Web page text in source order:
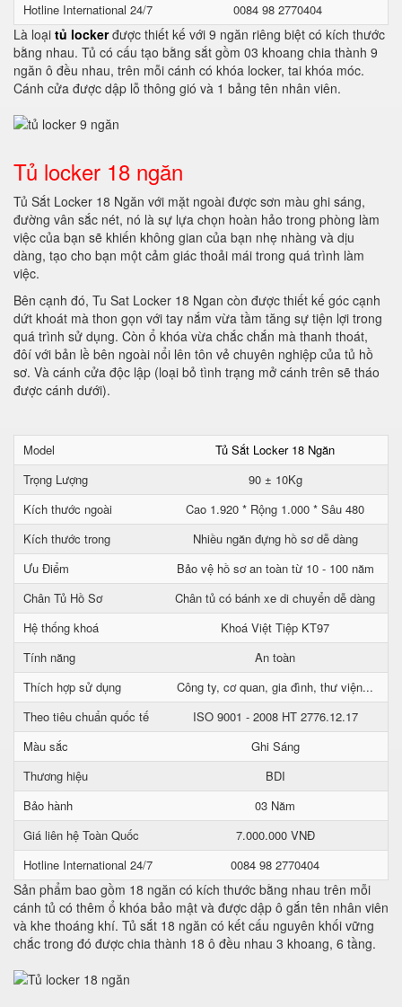
Hotline International 24/7
0084 98 2770404
Là loại tủ lockerđược thiết kế với 9 ngăn riêng biệt có kích thước
bằng nhau. Tủ có cấu tạo bằng sắt gồm 03 khoang chia thành 9
ngăn ô đều nhau, trên mỗi cánh có khóa locker, tai khóa móc.
Cánh cửa được dập lỗ thông gió và 1 bảng tên nhân viên.
Tủ locker 18 ngăn
Tủ Sắt Locker 18 Ngăn với mặt ngoài được sơn màu ghi sáng,
đường vân sắc nét, nó là sự lựa chọn hoàn hảo trong phòng làm
việc của bạn sẽ khiến không gian của bạn nhẹ nhàng và dịu
dàng, tạo cho bạn một cảm giác thoải mái trong quá trình làm
việc.
Bên cạnh đó, Tu Sat Locker 18 Ngan còn được thiết kế góc cạnh
dứt khoát mà thon gọn với tay nắm vừa tầm tăng sự tiện lợi trong
quá trình sử dụng. Còn ổ khóa vừa chắc chắn mà thanh thoát,
đôí với bản lề bên ngoài nổi lên tôn vẻ chuyên nghiệp của tủ hồ
sơ. Và cánh cửa độc lập (loại bỏ tình trạng mở cánh trên sẽ tháo
được cánh dưới).
Model
Tủ Sắt Locker 18 Ngăn
Trọng Lượng
90 ± 10Kg
Kích thước ngoài
Cao 1.920 * Rộng 1.000 * Sâu 480
Kích thước trong
Nhiều ngăn đựng hồ sơ dễ dàng
Ưu Điểm
Bảo vệ hồ sơ an toàn từ 10 - 100 năm
Chân Tủ Hồ Sơ
Chân tủ có bánh xe di chuyển dễ dàng
Hệ thống khoá
Khoá Việt Tiệp KT97
Tính năng
An toàn
Thích hợp sử dụng
Công ty, cơ quan, gia đình, thư viện...
Theo tiêu chuẩn quốc tế
ISO 9001 - 2008 HT 2776.12.17
Màu sắc
Ghi Sáng
Thương hiệu
BDI
Bảo hành
03 Năm
Giá liên hệ Toàn Quốc
7.000.000 VNĐ
Hotline International 24/7
0084 98 2770404
Sản phẩm bao gồm 18 ngăn có kích thước bằng nhau trên mỗi
cánh tủ có thêm ổ khóa bảo mật và được dập ô gắn tên nhân viên
và khe thoáng khí. Tủ sắt 18 ngăn có kết cấu nguyên khối vững
chắc trong đó được chia thành 18 ô đều nhau 3 khoang, 6 tầng.